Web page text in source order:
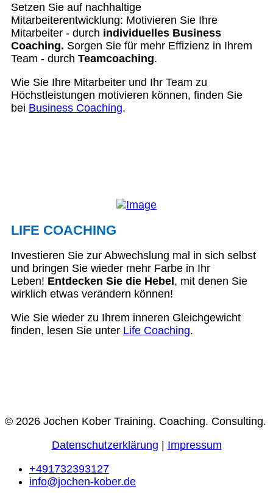
Setzen Sie auf nachhaltige
Mitarbeiterentwicklung: Motivieren Sie Ihre
Mitarbeiter - durch individuelles Business
Coaching. Sorgen Sie für mehr Effizienz in Ihrem
Team - durch Teamcoaching.
Wie Sie Ihre Mitarbeiter und Ihr Team zu
Höchstleistungen motivieren können, finden Sie
bei Business Coaching.
LIFE COACHING
Investieren Sie zur Abwechslung mal in sich selbst
und bringen Sie wieder mehr Farbe in Ihr
Leben! Entdecken Sie die Hebel , mit denen Sie
wirklich etwas verändern können!
Wie Sie wieder zu Ihrem inneren Gleichgewicht
finden, lesen Sie unter Life Coaching.
© 2026 Jochen Kober Training. Coaching. Consulting.
Datenschutzerklärung
Impressum
+491732393127
info@jochen-kober.de